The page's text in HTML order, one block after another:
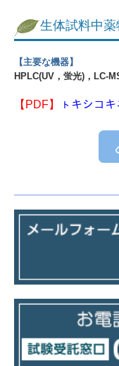
概要
つくば研究所
沿革
中途採用情報 ＜
ご利用に際して
健康宣言
生体試料中
【主要な機器】
HPLC(UV，蛍光)，LC-
【PDF】 ㇳキシコ